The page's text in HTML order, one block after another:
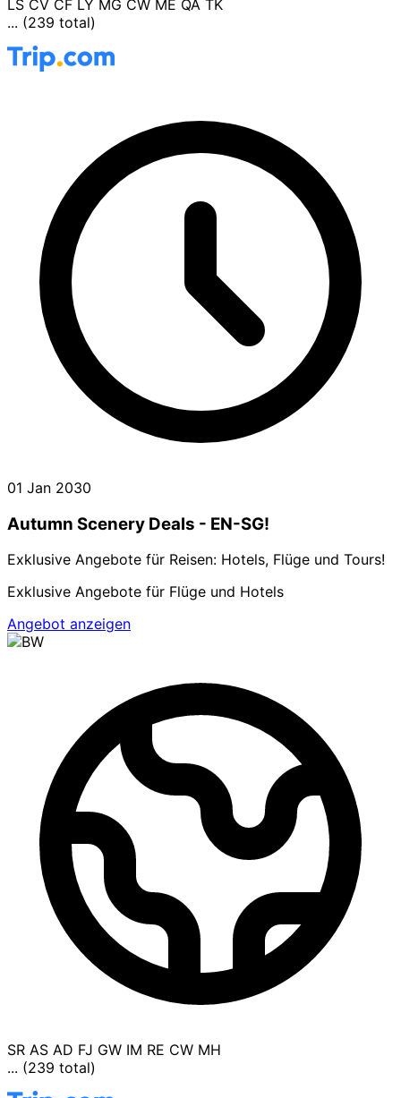
LS CV CF LY MG CW ME QA TK
... (239 total)
01 Jan 2030
Autumn Scenery Deals - EN-SG!
Exklusive Angebote für Reisen: Hotels, Flüge und Tours!
Exklusive Angebote für Flüge und Hotels
Angebot anzeigen
SR AS AD FJ GW IM RE CW MH
... (239 total)